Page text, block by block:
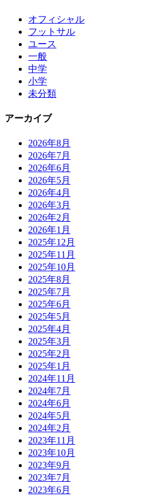
オフィシャル
フットサル
ユース
一般
中学
小学
未分類
アーカイブ
2026年8月
2026年7月
2026年6月
2026年5月
2026年4月
2026年3月
2026年2月
2026年1月
2025年12月
2025年11月
2025年10月
2025年8月
2025年7月
2025年6月
2025年5月
2025年4月
2025年3月
2025年2月
2025年1月
2024年11月
2024年7月
2024年6月
2024年5月
2024年2月
2023年11月
2023年10月
2023年9月
2023年7月
2023年6月